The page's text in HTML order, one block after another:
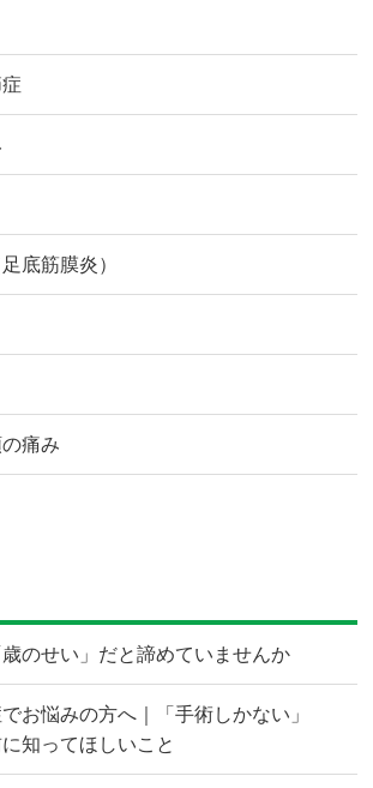
底筋膜炎）
痛み
のせい」だと諦めていませんか
お悩みの方へ｜「手術しかない」
知ってほしいこと